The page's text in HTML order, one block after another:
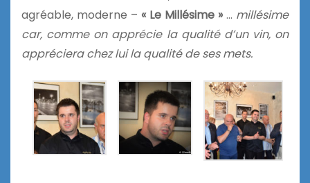
agréable, moderne – « Le Millésime »… millésime
car, comme on apprécie la qualité d’un vin, on
appréciera chez lui la qualité de ses mets.